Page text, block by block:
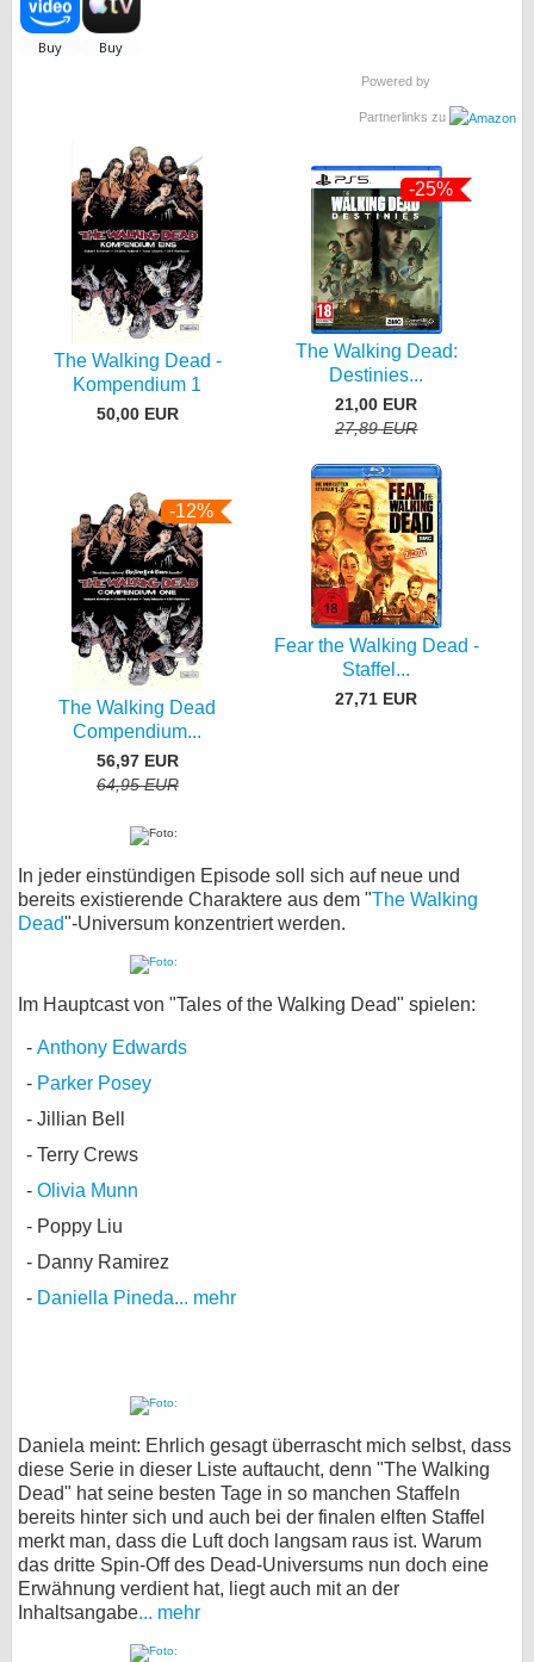
Powered by
Partnerlinks zu
The Walking Dead -
Kompendium 1
50,00 EUR
-25%
The Walking Dead:
Destinies...
21,00 EUR
27,89 EUR
-12%
The Walking Dead
Compendium...
56,97 EUR
64,95 EUR
Fear the Walking Dead -
Staffel...
27,71 EUR
In jeder einstündigen Episode soll sich auf neue und
bereits existierende Charaktere aus dem "The Walking
Dead"-Universum konzentriert werden.
Im Hauptcast von "Tales of the Walking Dead" spielen:
Anthony Edwards
Parker Posey
Jillian Bell
Terry Crews
Olivia Munn
Poppy Liu
Danny Ramirez
Daniella Pineda... mehr
Daniela meint: Ehrlich gesagt überrascht mich selbst, dass
diese Serie in dieser Liste auftaucht, denn "The Walking
Dead" hat seine besten Tage in so manchen Staffeln
bereits hinter sich und auch bei der finalen elften Staffel
merkt man, dass die Luft doch langsam raus ist. Warum
das dritte Spin-Off des Dead-Universums nun doch eine
Erwähnung verdient hat, liegt auch mit an der
Inhaltsangabe... mehr